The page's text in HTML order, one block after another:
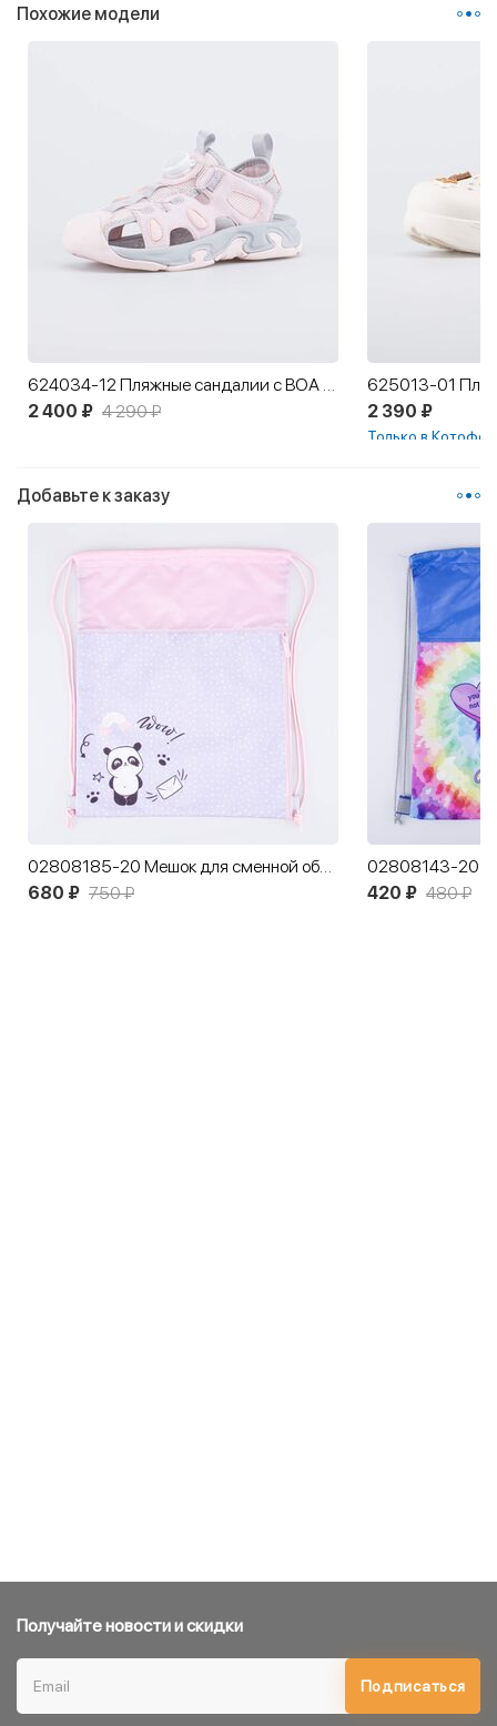
Похожие модели
624034-12 Пляжные сандалии с ВОА для девочки-подростка
2 400 ₽ 4 290 ₽ 2 390 ₽
Только в Котофей
Добавьте к заказу
02808185-20 Мешок для сменной обуви сиреневый
680 ₽ 750 ₽ 420 ₽ 480 ₽
Получайте новости и скидки
Подписаться